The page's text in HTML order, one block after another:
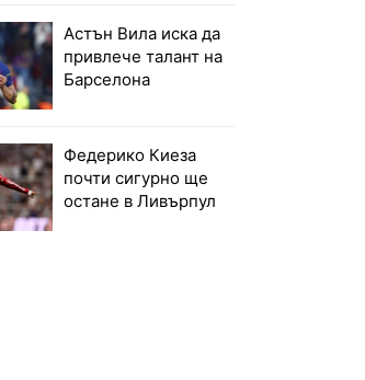
Астън Вила иска да
привлече талант на
Барселона
Федерико Киеза
почти сигурно ще
остане в Ливърпул